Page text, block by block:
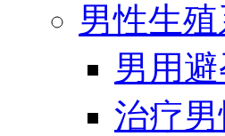
男性生
男用
治疗